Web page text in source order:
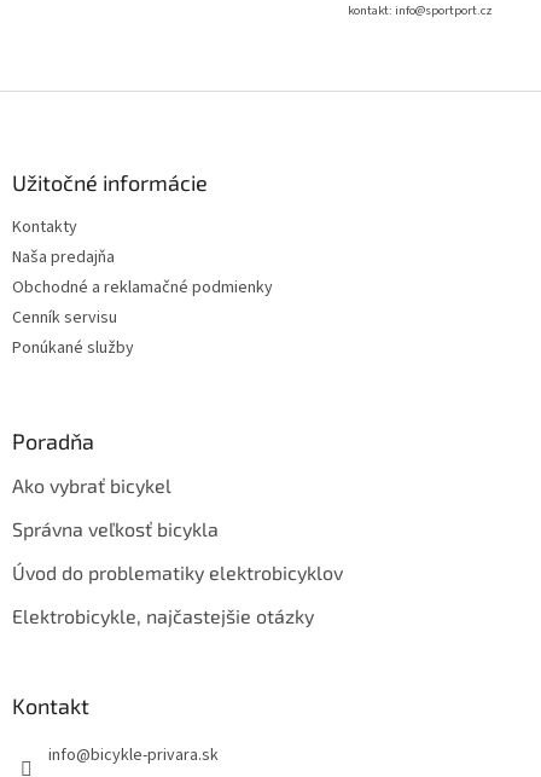
kontakt: info@sportport.cz
Užitočné informácie
Kontakty
Naša predajňa
Obchodné a reklamačné podmienky
Cenník servisu
Ponúkané služby
Poradňa
Ako vybrať bicykel
Správna veľkosť bicykla
Úvod do problematiky elektrobicyklov
Elektrobicykle, najčastejšie otázky
Kontakt
info@bicykle-privara.sk